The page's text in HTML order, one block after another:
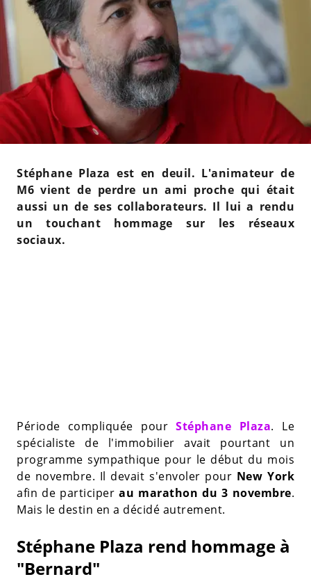
Stéphane Plaza est en deuil. L'animateur de
M6 vient de perdre un ami proche qui était
aussi un de ses collaborateurs. Il lui a rendu
un touchant hommage sur les réseaux
sociaux.
Période compliquée pourStéphane Plaza. Le
spécialiste de l'immobilier avait pourtant un
programme sympathique pour le début du mois
de novembre. Il devait s'envoler pour New York
afin de participer au marathon du 3 novembre.
Mais le destin en a décidé autrement.
Stéphane Plaza rend hommage à
"Bernard"